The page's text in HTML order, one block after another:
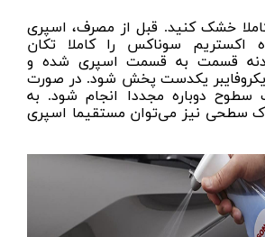
خشک کنید. قبل از مصرف، اسپری
اکستریم سوناکس را کاملا تکان
قسمت به قسمت اسپری شده و
یکدست پخش شود. در صورت
سطوح دوباره مجددا انجام شود. به
سطحی نیز می‌توان مستقیما اسپری